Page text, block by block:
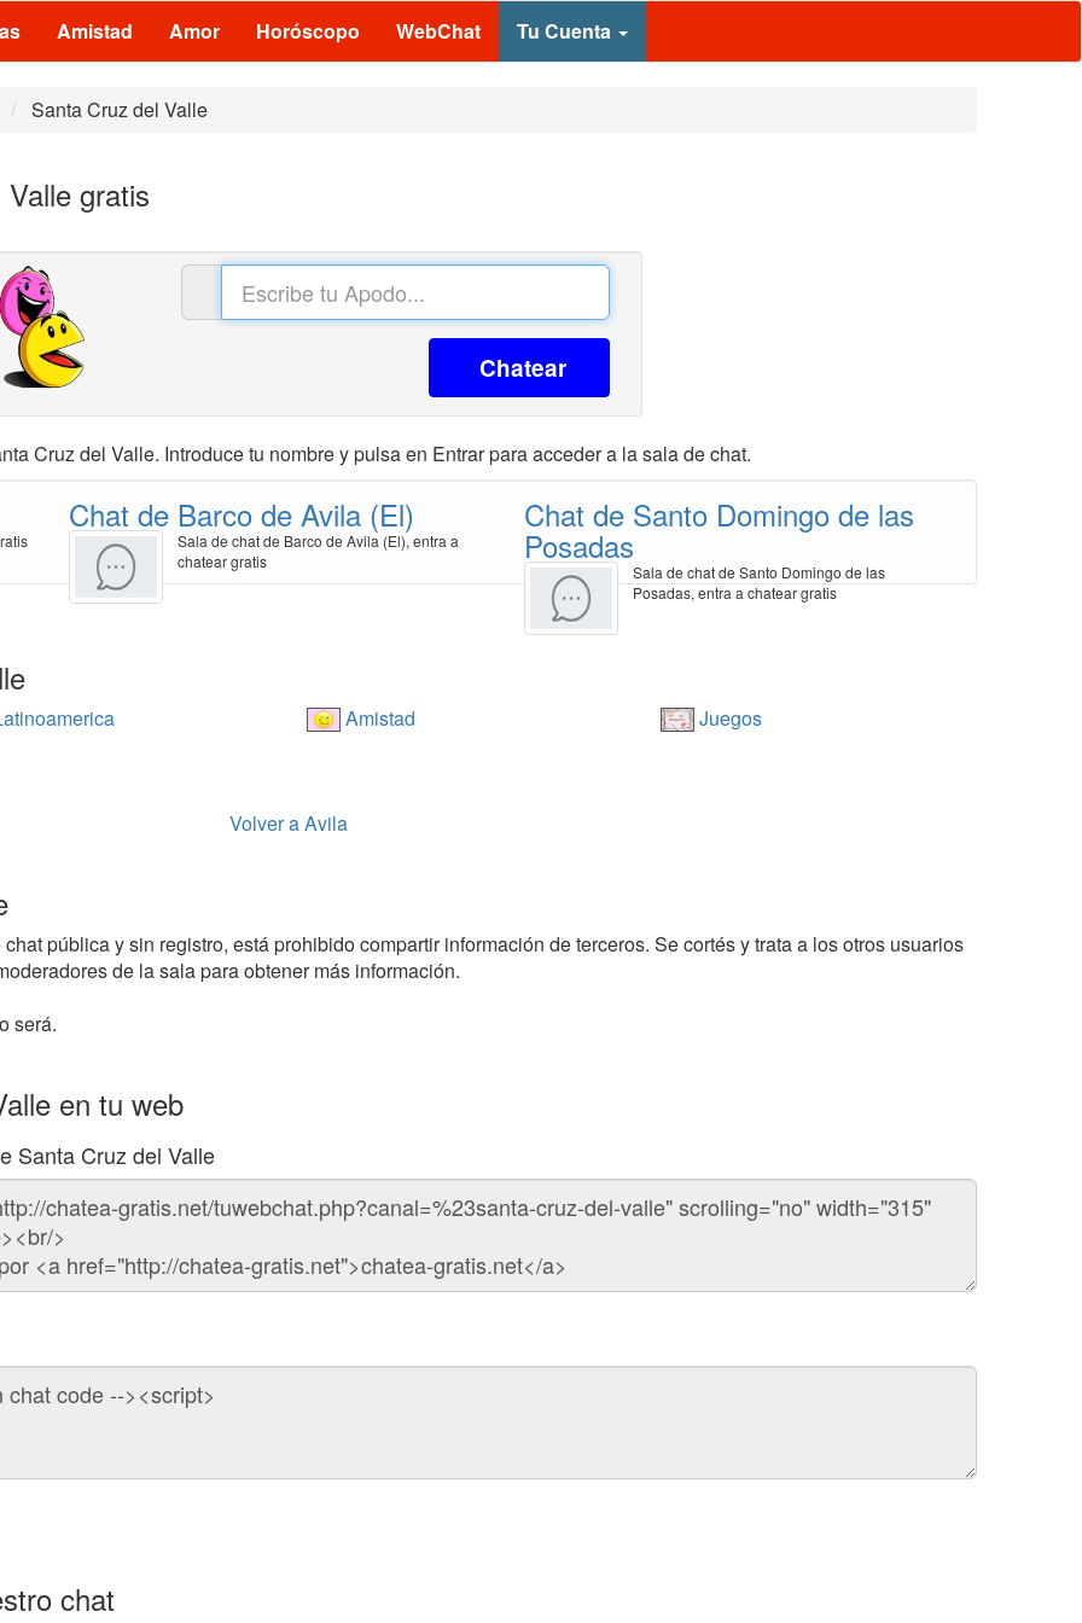
Amistad Amor Horóscopo WebChat Tu Cuenta
Santa Cruz del Valle
gratis
Chatear
Cruz del Valle. Introduce tu nombre y pulsa en Entrar para acceder a la sala de chat.
Chat de Barco de Avila (El)
Sala de chat de Barco de Avila (El), entra a
chatear gratis
Chat de Santo Domingo de las
Posadas
Sala de chat de Santo Domingo de las
Posadas, entra a chatear gratis
Amistad Juegos
Volver a Avila
pública y sin registro, está prohibido compartir información de terceros. Se cortés y trata a los otros usuarios
de la sala para obtener más información.
será.
en tu web
Santa Cruz del Valle
chat